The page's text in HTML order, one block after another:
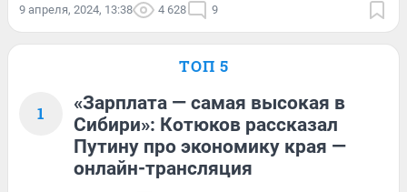
9 апреля, 2024, 13:38 4 628 9
ТОП 5
1
«Зарплата — самая высокая в
Сибири»: Котюков рассказал
Путину про экономику края —
онлайн-трансляция